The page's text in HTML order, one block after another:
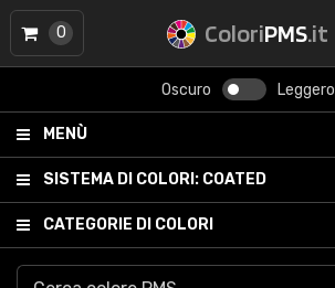
ColoriPMS.it
Oscuro Leggero
MENÙ
SISTEMA DI COLORI: COATED
CATEGORIE DI COLORI
0